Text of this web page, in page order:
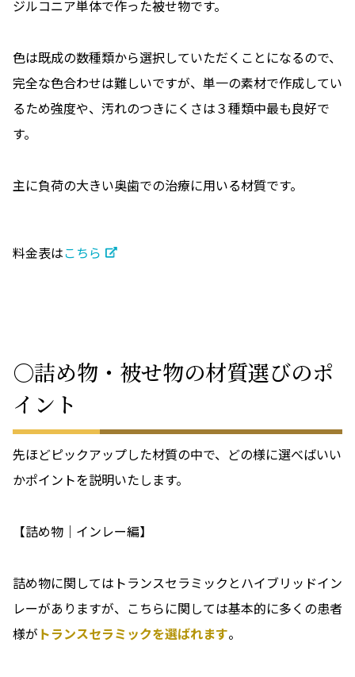
ジルコニア単体で作った被せ物です。
色は既成の数種類から選択していただくことになるので、
完全な色合わせは難しいですが、単一の素材で作成してい
るため強度や、汚れのつきにくさは３種類中最も良好で
す。
主に負荷の大きい奥歯での治療に用いる材質です。
料金表はこちら
○詰め物・被せ物の材質選びのポ
イント
先ほどピックアップした材質の中で、どの様に選べばいい
かポイントを説明いたします。
【詰め物｜インレー編】
詰め物に関してはトランスセラミックとハイブリッドイン
レーがありますが、こちらに関しては基本的に多くの患者
様が トランスセラミックを選ばれます。